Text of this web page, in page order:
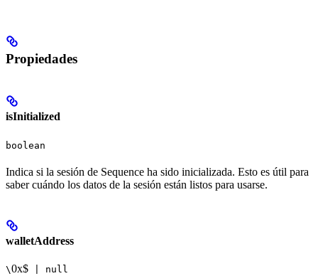
Propiedades
isInitialized
boolean
Indica si la sesión de Sequence ha sido inicializada. Esto es útil para
saber cuándo los datos de la sesión están listos para usarse.
walletAddress
\0x$ | null